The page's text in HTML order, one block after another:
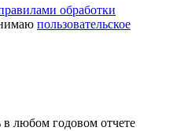
обработки
пользовательское
любом годовом отчете